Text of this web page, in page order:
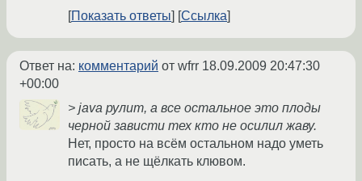
Показать ответы
Ссылка
Ответ на: комментарий от wfrr 18.09.2009 20:47:30
+00:00
> java рулит, а все остальное это плоды
черной зависти тех кто не осилил жаву.
Нет, просто на всём остальном надо уметь
писать, а не щёлкать клювом.